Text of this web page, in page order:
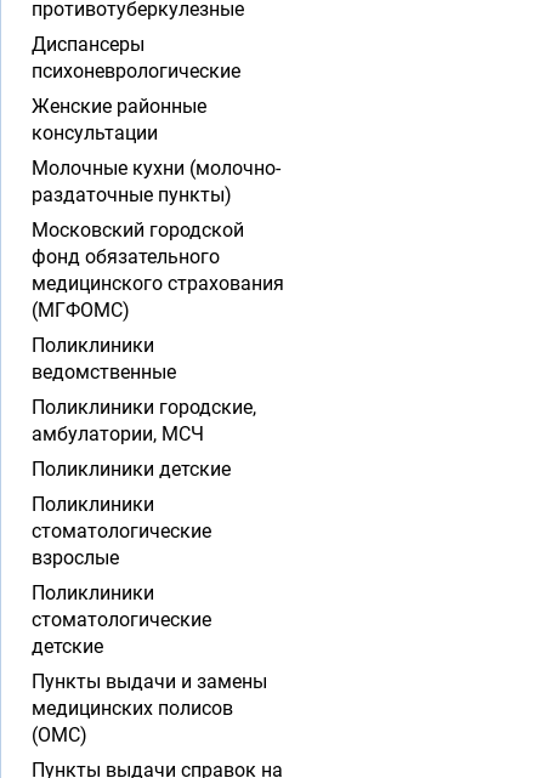
противотуберкулезные
Диспансеры
психоневрологические
Женские районные
консультации
Молочные кухни (молочно-
раздаточные пункты)
Московский городской
фонд обязательного
медицинского страхования
(МГФОМС)
Поликлиники
ведомственные
Поликлиники городские,
амбулатории, МСЧ
Поликлиники детские
Поликлиники
стоматологические
взрослые
Поликлиники
стоматологические
детские
Пункты выдачи и замены
медицинских полисов
(ОМС)
Пункты выдачи справок на